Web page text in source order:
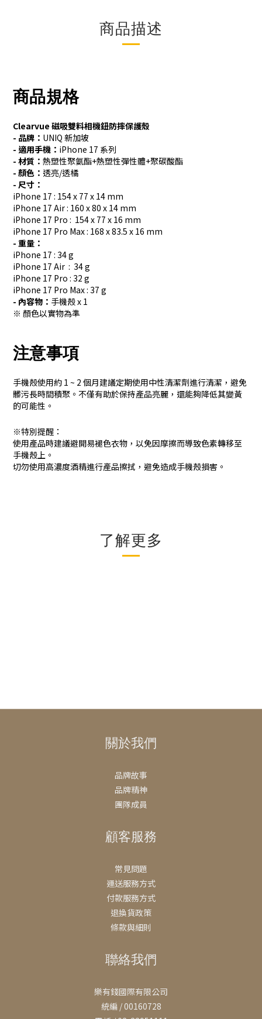
商品描述
商品規格
Clearvue 磁吸雙料相機鈕防摔保護殼
- 品牌： UNIQ 新加坡
- 適用手機： iPhone 17 系列
- 材質： 熱塑性聚氨酯+熱塑性彈性體+聚碳酸酯
- 顏色： 透亮/透橘
- 尺寸：
iPhone 17 : 154 x 77 x 14 mm
iPhone 17 Air : 160 x 80 x 14 mm
iPhone 17 Pro : 154 x 77 x 16 mm
iPhone 17 Pro Max : 168 x 83.5 x 16 mm
- 重量：
iPhone 17 : 34 g
iPhone 17 Air : 34 g
iPhone 17 Pro : 32 g
iPhone 17 Pro Max : 37 g
- 內容物： 手機殼 x 1
※ 顏色以實物為準
注意事項
手機殼使用約 1 ~ 2 個月建議定期使用中性清潔劑進行清潔，避免
髒污長時間積聚。不僅有助於保持產品亮麗，還能夠降低其變黃
的可能性。
※特別提醒：
使用產品時建議避開易褪色衣物，以免因摩擦而導致色素轉移至
手機殼上。
切勿使用高濃度酒精進行產品擦拭，避免造成手機殼損害。
了解更多
關於我們
品牌故事
品牌精神
團隊成員
顧客服務
常見問題
運送服務方式
付款服務方式
退換貨政策
條款與細則
聯絡我們
樂有錢國際有限公司
統編 / 00160728